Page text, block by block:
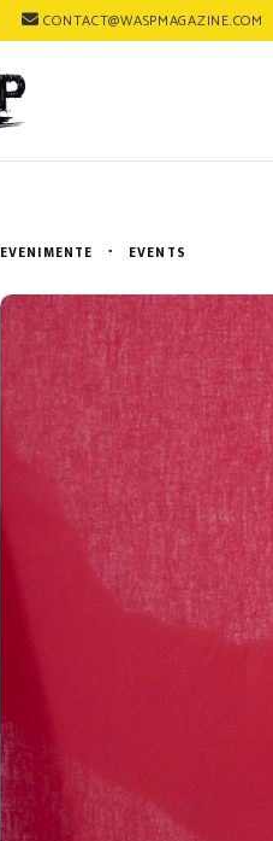
CONTACT@WASPMAGAZINE.COM
EVENIMENTE EVENTS